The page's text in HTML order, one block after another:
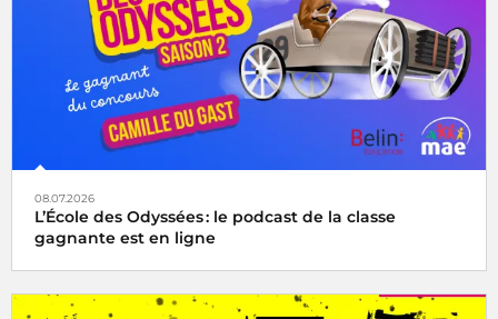
08.07.2026
L’École des Odyssées : le podcast de la classe
gagnante est en ligne